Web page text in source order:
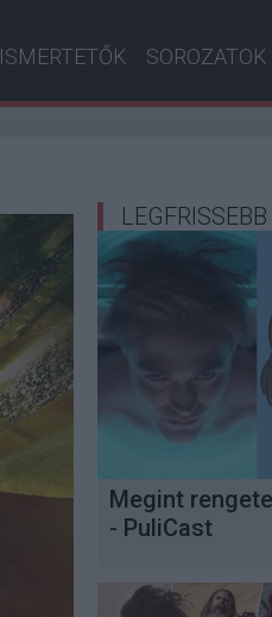
ISMERTETŐK SOROZATOK
Megint
- PuliCast